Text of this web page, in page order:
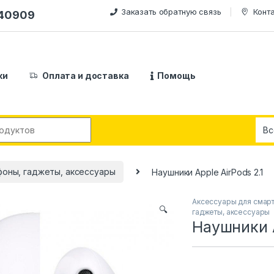
Заказать обратную связь
Оплата и доставка Помощь
гаджеты, аксессуары Наушники Apple AirPods 2.1
🔍
Аксессуары для
гаджеты, аксессуары
Наушники